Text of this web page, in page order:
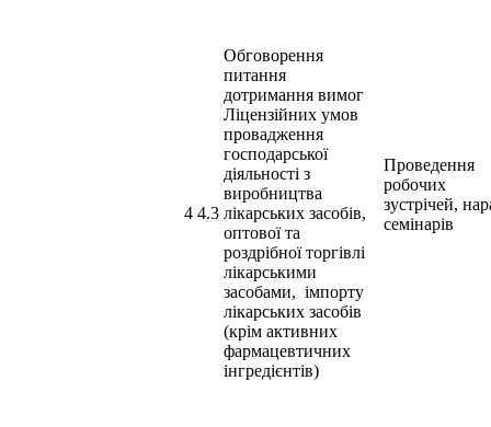
4 4.3
Обговорення
питання
дотримання вимог
Ліцензійних умов
провадження
господарської
діяльності з
виробництва
лікарських засобів,
оптової та
роздрібної торгівлі
лікарськими
засобами, імпорту
лікарських засобів
(крім активних
фармацевтичних
інгредієнтів)
Проведення
робочих
зустрічей,
семінарів